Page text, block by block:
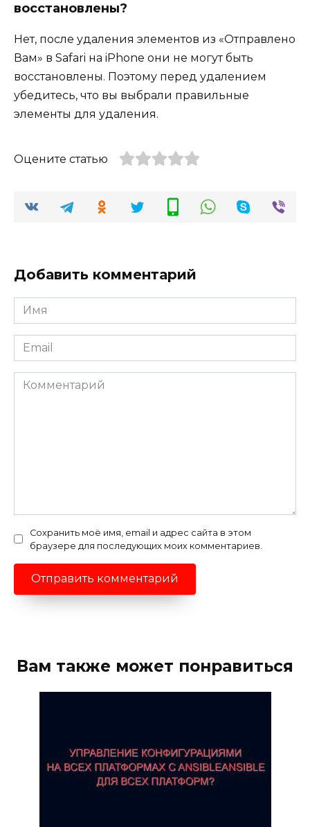
восстановлены?
Нет, после удаления элементов из «Отправлено
Вам» в Safari на iPhone они не могут быть
восстановлены. Поэтому перед удалением
убедитесь, что вы выбрали правильные
элементы для удаления.
Оцените статью
Добавить комментарий
Имя
*
Email
*
Комментарий
Сохранить моё имя, email и адрес сайта в этом
браузере для последующих моих комментариев.
Вам также может понравиться